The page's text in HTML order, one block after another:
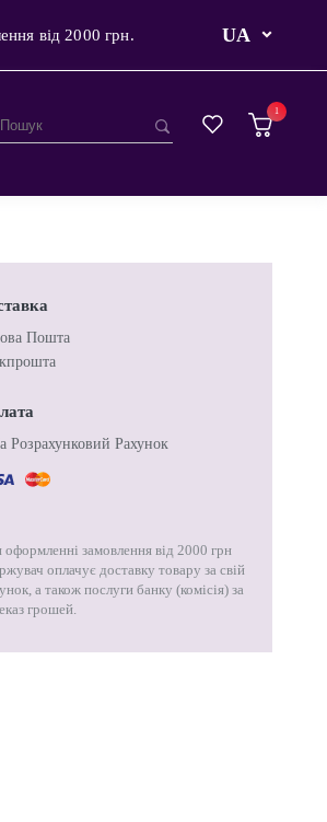
від 2000 грн. UA
1
Пошта
Розрахунковий Рахунок
замовлення від 2000 грн
оплачує доставку товару за свій
а також послуги банку (комісія) за
грошей.